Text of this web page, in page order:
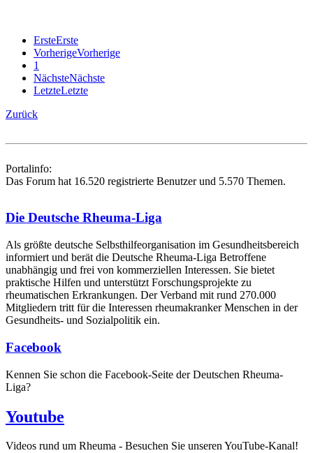
ErsteErste
VorherigeVorherige
1
NächsteNächste
LetzteLetzte
Zurück
Portalinfo:
Das Forum hat 16.520 registrierte Benutzer und 5.570 Themen.
Die Deutsche Rheuma-Liga
Als größte deutsche Selbsthilfe­organisation im Gesundheitsbereich
informiert und berät die Deutsche Rheuma-Liga Betroffene
unabhängig und frei von kommerziellen Interessen. Sie bietet
praktische Hilfen und unterstützt Forschungsprojekte zu
rheumatischen Erkrankungen. Der Verband mit rund 270.000
Mitgliedern tritt für die Interessen rheumakranker Menschen in der
Gesundheits- und Sozialpolitik ein.
Facebook
Kennen Sie schon die Facebook-Seite der Deutschen Rheuma-
Liga?
Youtube
Videos rund um Rheuma - Besuchen Sie unseren YouTube-Kanal!